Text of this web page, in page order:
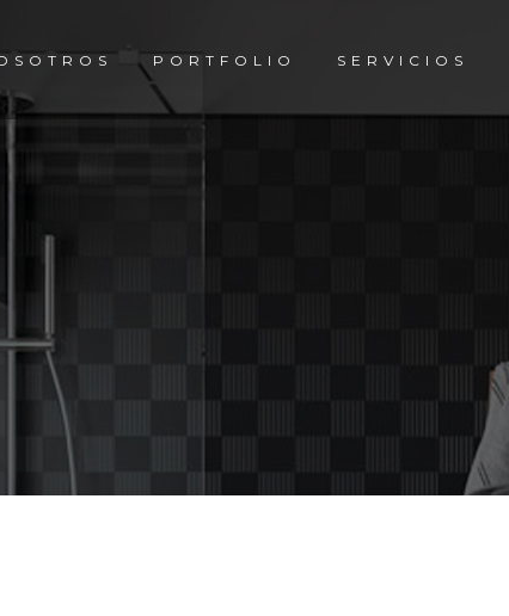
PORTFOLIO SERVICIOS